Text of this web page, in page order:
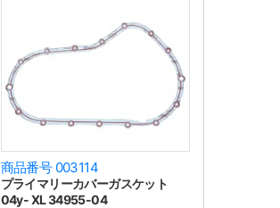
商品番号 003114
プライマリーカバーガスケット
04y- XL 34955-04